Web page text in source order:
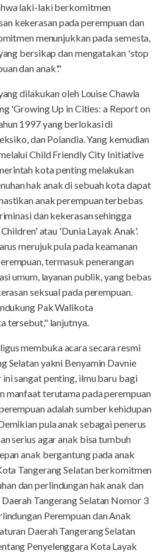
laki-laki berkomitmen
kekerasan pada perempuan dan
menunjukkan pada semesta,
bersikap dan mengatakan 'stop
dan anak'."
dilakukan oleh Louise Chawla
'Growing Up in Cities: a Report on
1997 yang berlokasi di
dan Polandia. Yang kemudian
Child Friendly City Initiative
kota penting melakukan
hak anak di sebuah kota dapat
anak perempuan terbebas
dan kekerasan sehingga
atau 'Dunia Layak Anak'.
merujuk pula pada keamanan
termasuk penerangan
umum, layanan publik, yang bebas
seksual pada perempuan.
Pak Walikota
tersebut," lanjutnya.
membuka acara secara resmi
Selatan yakni Benyamin Davnie
sangat penting, ilmu baru bagi
manfaat terutama pada perempuan
adalah sumber kehidupan
pula anak sebagai penerus
serius agar anak bisa tumbuh
anak bergantung pada anak
Tangerang Selatan berkomitmen
dan perlindungan hak anak dan
Tangerang Selatan Nomor 3
Perempuan dan Anak
Daerah Tangerang Selatan
Penyelenggara Kota Layak